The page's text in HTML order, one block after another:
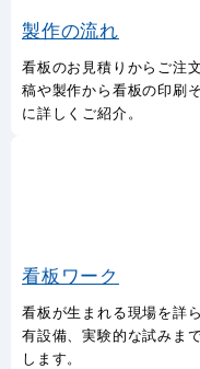
製作の流れ
看板のお見積りからご注
稿や製作から看板の印刷
に詳しくご紹介。
看板ワーク
看板が生まれる現場を詳
有設備、実験的な試みま
します。